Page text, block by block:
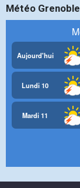
Météo Grenoble